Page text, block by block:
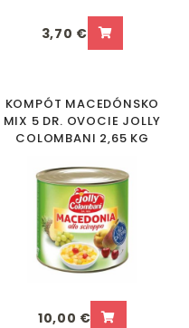
3,70 €
KOMPÓT MACEDÓNSKO
MIX 5 DR. OVOCIE JOLLY
COLOMBANI 2,65 KG
10,00 €